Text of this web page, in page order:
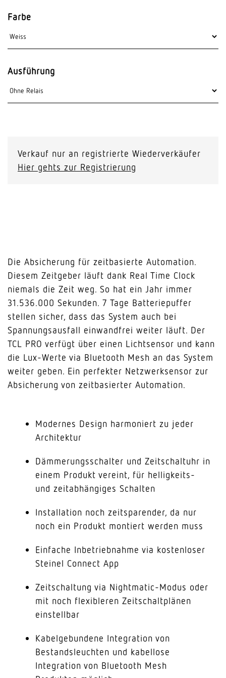
Farbe
Ausführung
Verkauf nur an registrierte Wiederverkäufer
Hier gehts zur Registrierung
Die Absicherung für zeitbasierte Automation.
Diesem Zeitgeber läuft dank Real Time Clock
niemals die Zeit weg. So hat ein Jahr immer
31.536.000 Sekunden. 7 Tage Batteriepuffer
stellen sicher, dass das System auch bei
Spannungsausfall einwandfrei weiter läuft. Der
TCL PRO verfügt über einen Lichtsensor und kann
die Lux-Werte via Bluetooth Mesh an das System
weiter geben. Ein perfekter Netzwerksensor zur
Absicherung von zeitbasierter Automation.
Modernes Design harmoniert zu jeder
Architektur
Dämmerungsschalter und Zeitschaltuhr in
einem Produkt vereint, für helligkeits-
und zeitabhängiges Schalten
Installation noch zeitsparender, da nur
noch ein Produkt montiert werden muss
Einfache Inbetriebnahme via kostenloser
Steinel Connect App
Zeitschaltung via Nightmatic-Modus oder
mit noch flexibleren Zeitschaltplänen
einstellbar
Kabelgebundene Integration von
Bestandsleuchten und kabellose
Integration von Bluetooth Mesh